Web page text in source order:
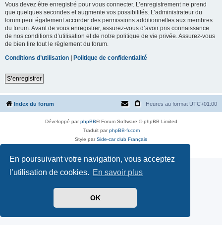
En poursuivant votre navigation, vous acceptez
l’utilisation de cookies. En savoir plus
OK
Vous devez être enregistré pour vous connecter. L’enregistrement ne prend
que quelques secondes et augmente vos possibilités. L’administrateur du
forum peut également accorder des permissions additionnelles aux membres
du forum. Avant de vous enregistrer, assurez-vous d’avoir pris connaissance
de nos conditions d’utilisation et de notre politique de vie privée. Assurez-vous
de bien lire tout le règlement du forum.
Conditions d’utilisation | Politique de confidentialité
S’enregistrer
Index du forum Heures au format UTC+01:00
Développé parphpBB® Forum Software © phpBB Limited
Traduit parphpBB-fr.com
Style parSide-car club Français